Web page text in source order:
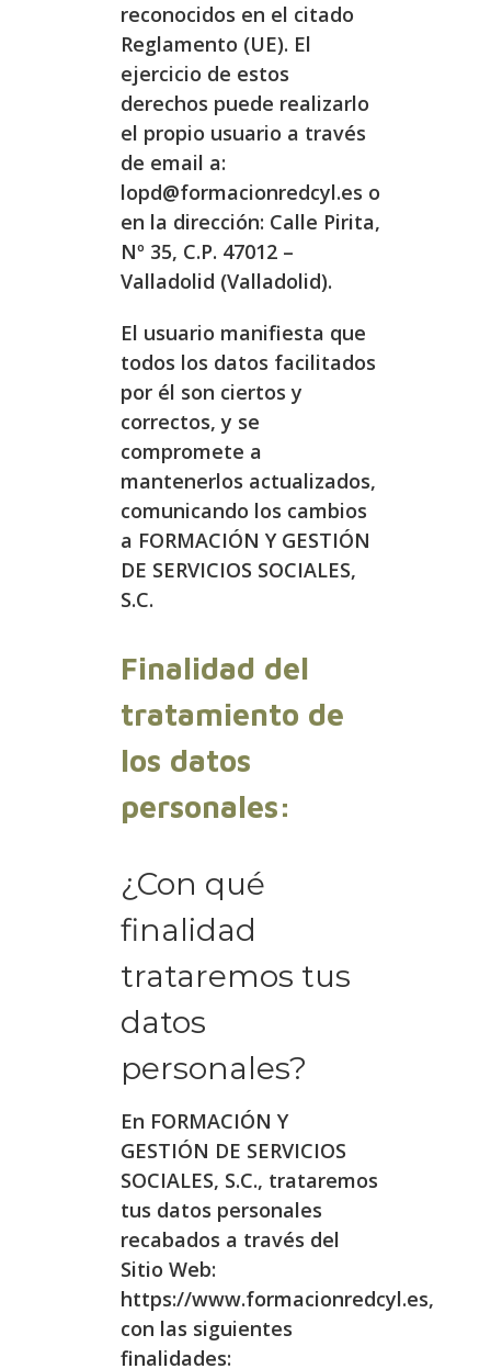
reconocidos en el citado
Reglamento (UE). El
ejercicio de estos
derechos puede realizarlo
el propio usuario a través
de email a:
lopd@formacionredcyl.es o
en la dirección: Calle Pirita,
Nº 35, C.P. 47012 –
Valladolid (Valladolid).
El usuario manifiesta que
todos los datos facilitados
por él son ciertos y
correctos, y se
compromete a
mantenerlos actualizados,
comunicando los cambios
a FORMACIÓN Y GESTIÓN
DE SERVICIOS SOCIALES,
S.C.
Finalidad del
tratamiento de
los datos
personales:
¿Con qué
finalidad
trataremos tus
datos
personales?
En FORMACIÓN Y
GESTIÓN DE SERVICIOS
SOCIALES, S.C., trataremos
tus datos personales
recabados a través del
Sitio Web:
https://www.formacionredcyl.es,
con las siguientes
finalidades: